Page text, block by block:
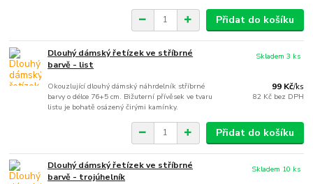
Přidat do košíku
Dlouhý dámský řetízek ve stříbrné
barvě - list
Okouzlující dlouhý dámský náhrdelník stříbrné
barvy o délce 76+5 cm. Bižuterní přívěsek ve tvaru
listu je bohatě osázený čirými kamínky.
99 Kč/ks
82 Kč bez DPH
Skladem 3 ks
Přidat do košíku
Dlouhý dámský řetízek ve stříbrné
barvě - trojúhelník
Skladem 10 ks